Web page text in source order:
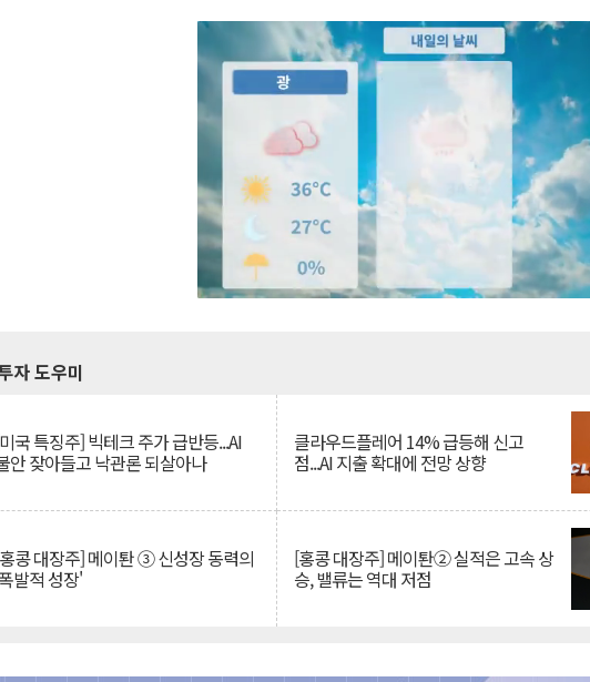
자 도우미
국 특징주] 빅테크 주가 급반등...AI
안 잦아들고 낙관론 되살아나
클라우드플레어 14% 급등해 신고
점...AI 지출 확대에 전망 상향
콩 대장주] 메이퇀 ③ 신성장 동력의
발적 성장'
[홍콩 대장주] 메이퇀② 실적은 고속 상
승, 밸류는 역대 저점